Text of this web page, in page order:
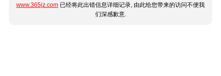
www.365jz.com 已经将此出错信息详细记录, 由此给您带来的访问不便我
们深感歉意.